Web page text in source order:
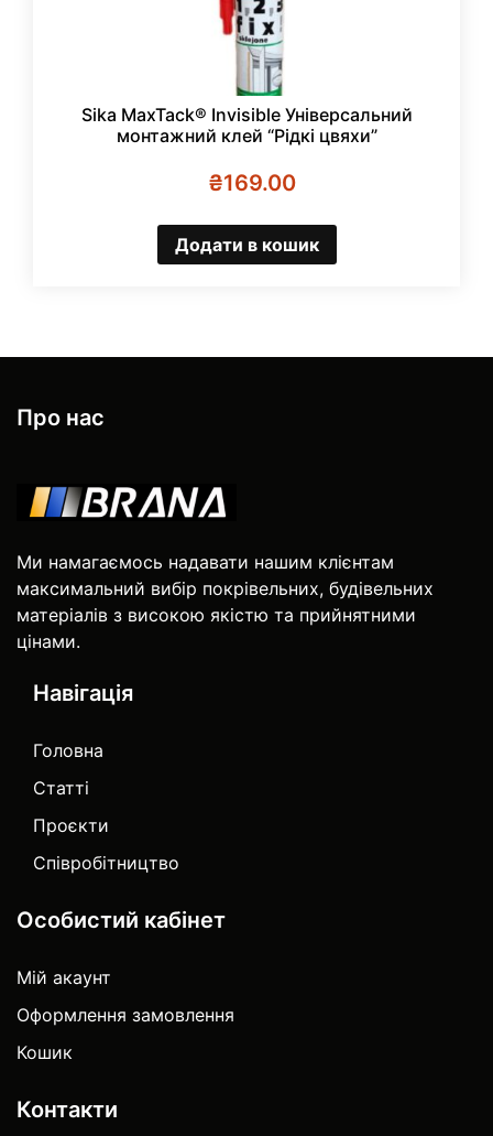
Sika MaxTack® Invisible Універсальний
монтажний клей “Рідкі цвяхи”
₴169.00
Додати в кошик
Про нас
Ми намагаємось надавати нашим клієнтам
максимальний вибір покрівельних, будівельних
матеріалів з високою якістю та прийнятними
цінами.
Навігація
Головна
Статті
Проєкти
Співробітництво
Особистий кабінет
Мій акаунт
Оформлення замовлення
Кошик
Контакти